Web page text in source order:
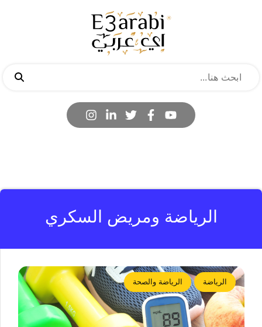
الرياضة ومريض السكري
الرياضة الرياضة والصحة